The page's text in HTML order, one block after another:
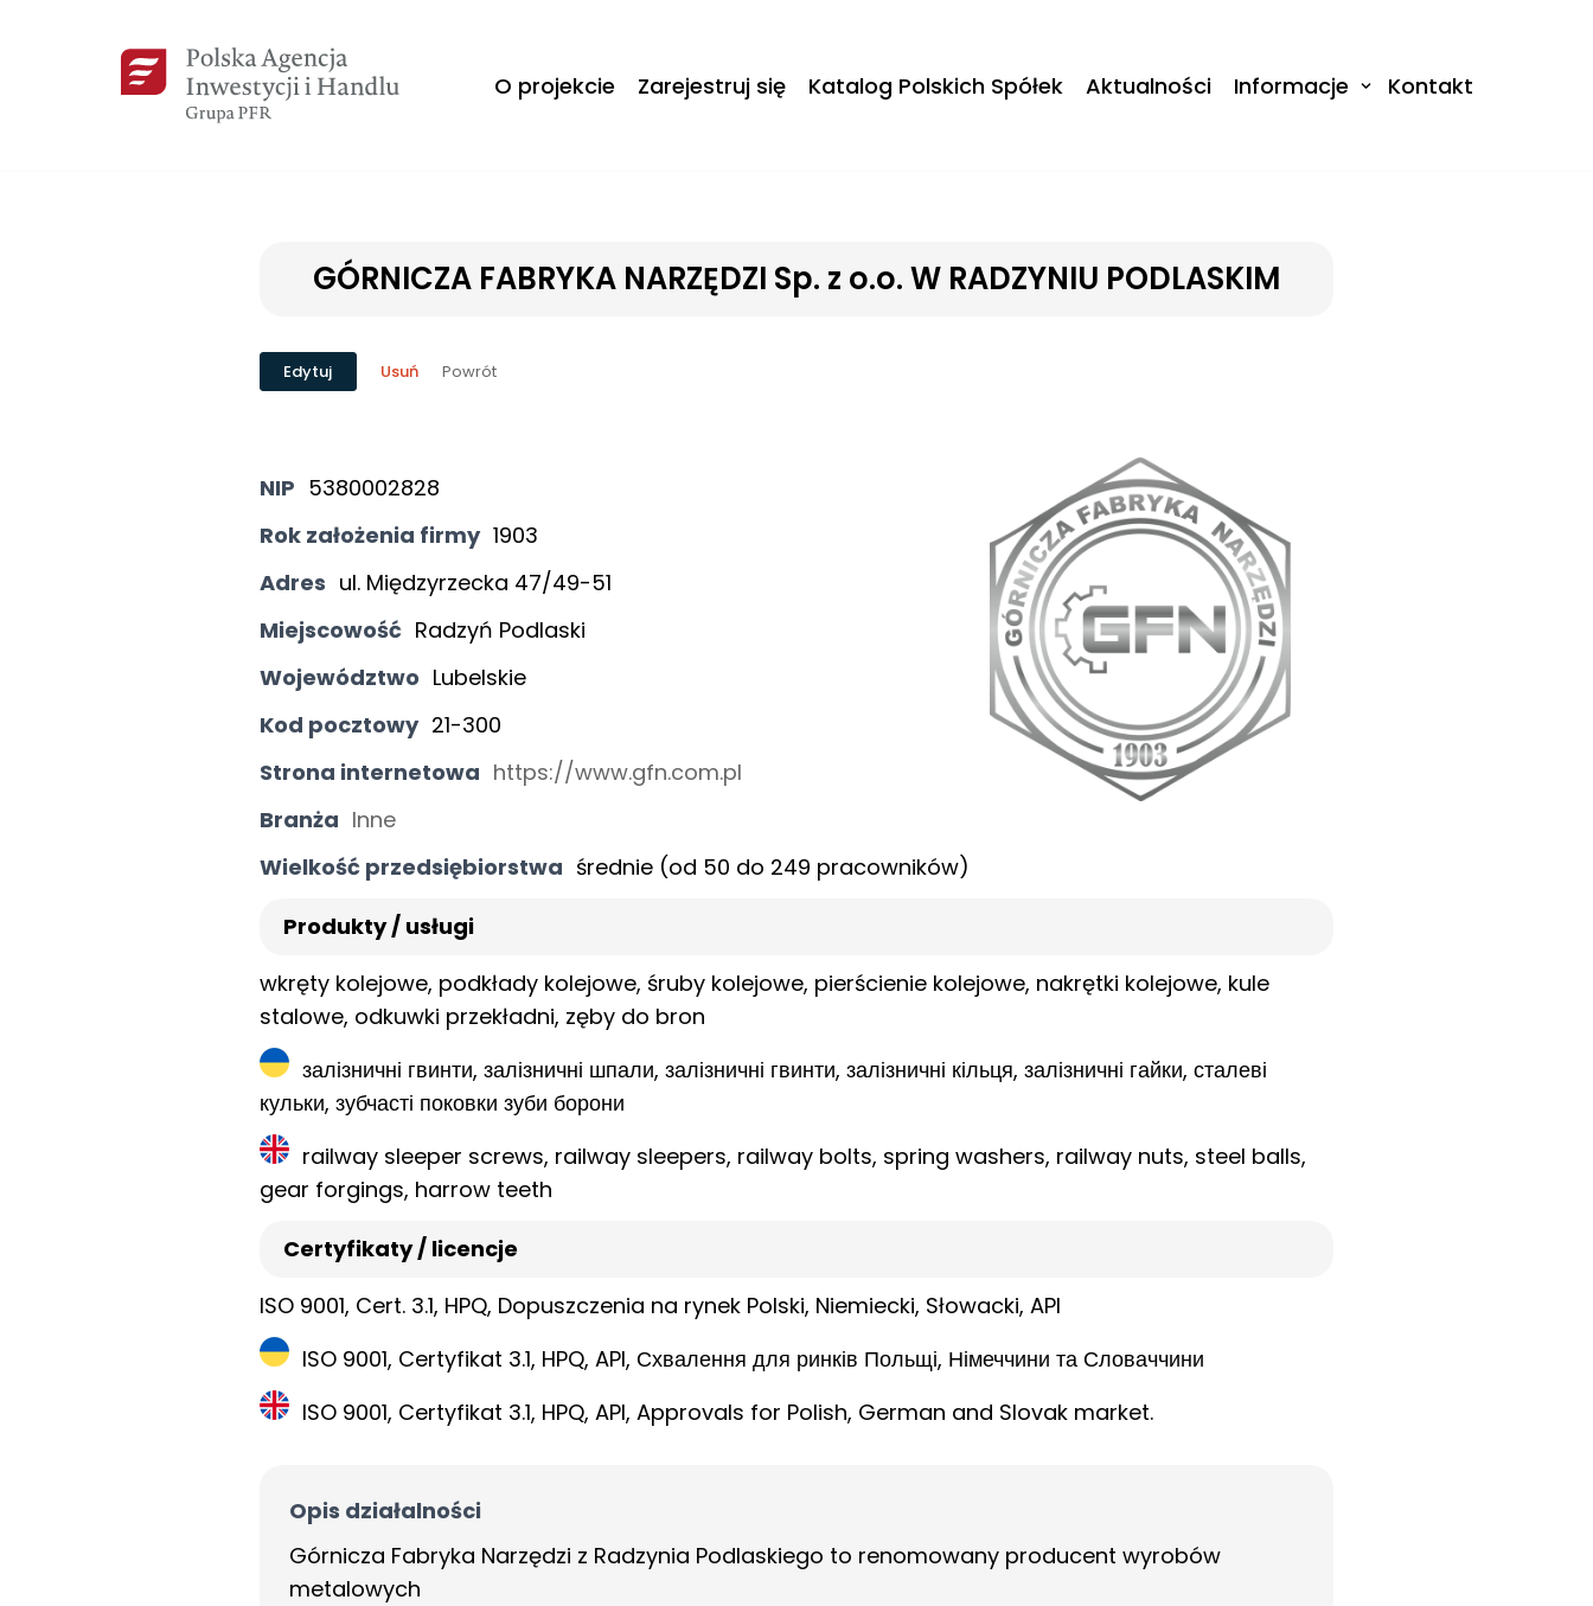
O projekcie Zarejestruj się Katalog Polskich Spółek Aktualności Informacje Kontakt
GÓRNICZA FABRYKA NARZĘDZI Sp. z o.o. W RADZYNIU PODLASKIM
Edytuj Usuń Powrót
NIP 5380002828
Rok założenia firmy 1903
Adres ul. Międzyrzecka 47/49-51
Miejscowość Radzyń Podlaski
Województwo Lubelskie
Kod pocztowy 21-300
Strona internetowa https://www.gfn.com.pl
Branża Inne
Wielkość przedsiębiorstwa średnie (od 50 do 249 pracowników)
Produkty / usługi
wkręty kolejowe, podkłady kolejowe, śruby kolejowe, pierścienie kolejowe, nakrętki kolejowe, kule
stalowe, odkuwki przekładni, zęby do bron
залізничні гвинти, залізничні шпали, залізничні гвинти, залізничні кільця, залізничні гайки, сталеві
кульки, зубчасті поковки зуби борони
railway sleeper screws, railway sleepers, railway bolts, spring washers, railway nuts, steel balls,
gear forgings, harrow teeth
Certyfikaty / licencje
ISO 9001, Cert. 3.1, HPQ, Dopuszczenia na rynek Polski, Niemiecki, Słowacki, API
ISO 9001, Certyfikat 3.1, HPQ, API, Схвалення для ринків Польщі, Німеччини та Словаччини
ISO 9001, Certyfikat 3.1, HPQ, API, Approvals for Polish, German and Slovak market.
Opis działalności
Górnicza Fabryka Narzędzi z Radzynia Podlaskiego to renomowany producent wyrobów
metalowych